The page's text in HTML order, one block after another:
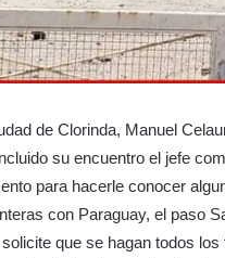
de Clorinda, Manuel
su encuentro el jefe
para hacerle conocer
con Paraguay, el paso
que se hagan todos